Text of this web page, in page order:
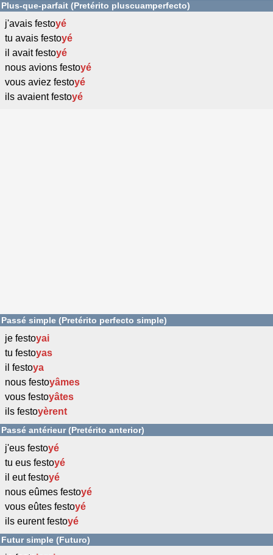
Plus-que-parfait (Pretérito pluscuamperfecto)
j'avais festoyé
tu avais festoyé
il avait festoyé
nous avions festoyé
vous aviez festoyé
ils avaient festoyé
Passé simple (Pretérito perfecto simple)
je festoyai
tu festoyas
il festoya
nous festoyâmes
vous festoyâtes
ils festoyèrent
Passé antérieur (Pretérito anterior)
j'eus festoyé
tu eus festoyé
il eut festoyé
nous eûmes festoyé
vous eûtes festoyé
ils eurent festoyé
Futur simple (Futuro)